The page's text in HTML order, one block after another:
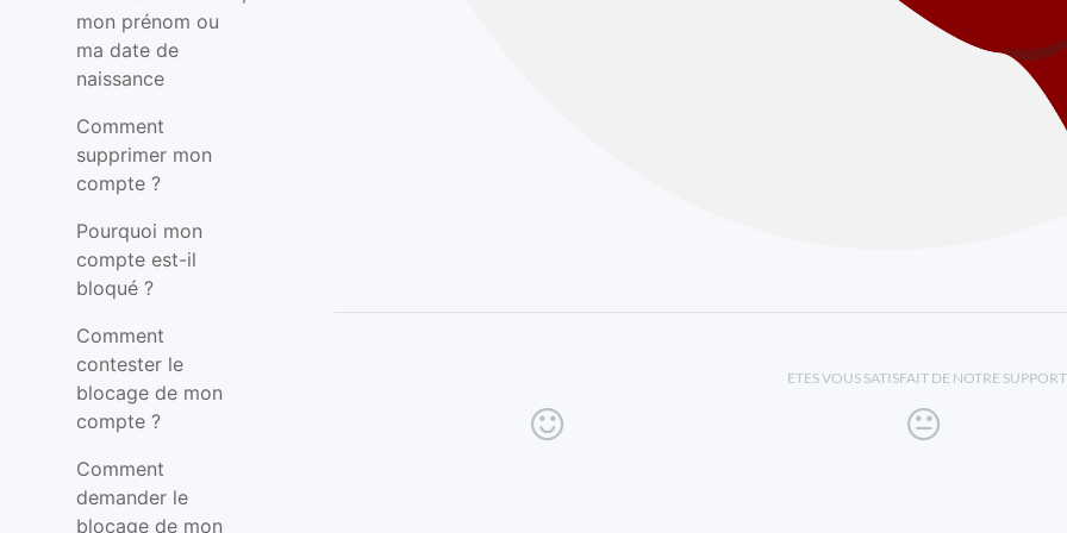
mon prénom ou
ma date de
naissance
Comment
supprimer mon
compte ?
Pourquoi mon
compte est-il
bloqué ?
Comment
contester le
blocage de mon
compte ?
Comment
demander le
blocage de mon
ETES VOUS SATISFAIT DE NOTRE SUPPORT